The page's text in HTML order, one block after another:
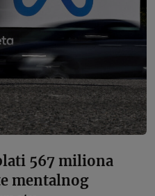
567 miliona
mentalnog